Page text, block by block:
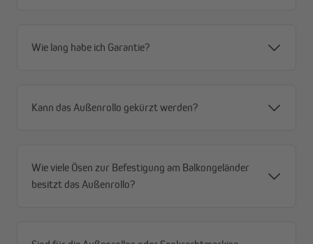
Angriffsfläche, mehr Stabilität
einsatzbereit, auch nach Regen
Hoher UV-Schutz (90 %) und UPF 50+ – zuverlässiger
Schutz vor schädlicher Strahlung
Wie lang habe ich Garantie?
Kann das Außenrollo gekürzt werden?
Wie viele Ösen zur Befestigung am Balkongeländer
besitzt das Außenrollo?